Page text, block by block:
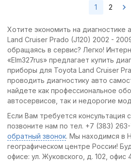
1 2
Хотите экономить на диагностике
Land Cruiser Prado (J120) 2002 -
обращаясь в сервис? Легко!
«Elm327rus» предлагает купить
приборы для Toyota Land Cruiser
проводить диагностику авто
найдете как профессиональное
автосервисов, так и недорогие
Если Вам требуется консультация
позвоните нам по тел. +7 (383) 263-
обратный звонок. Мы находимся в
географическом центре России!
офисе: ул. Жуковского, д. 102, офис